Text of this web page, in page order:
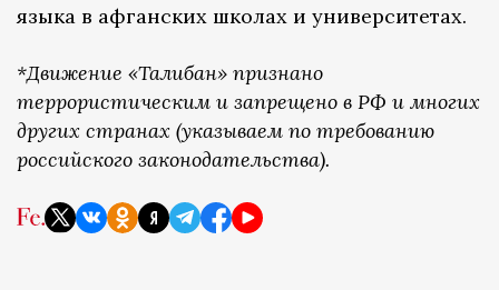
языка в афганских школах и университетах.
*Движение «Талибан» признано
террористическим и запрещено в РФ и многих
других странах (указываем по требованию
российского законодательства).